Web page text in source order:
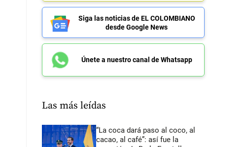
Siga las noticias de EL COLOMBIANO
desde Google News
Únete a nuestro canal de Whatsapp
Las más leídas
“La coca dará paso al coco, al
cacao, al café”: así fue la